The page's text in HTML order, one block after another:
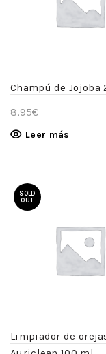
Champú de Jojoba
8,95€
Leer más
SOLD
OUT
Limpiador de